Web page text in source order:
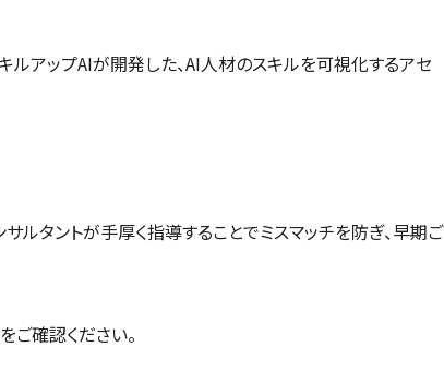
アップAIが開発した、AI人材のスキルを可視化するアセ
ルタントが手厚く指導することでミスマッチを防ぎ、早期ご
確認ください。